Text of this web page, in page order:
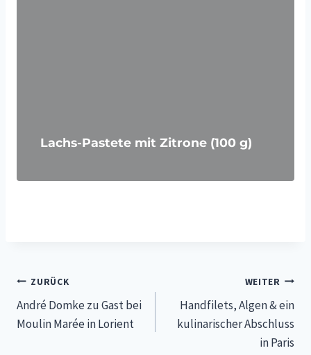
Lachs-Pastete mit Zitrone (100 g)
Beitragsnavigation
ZURÜCK
André Domke zu Gast bei
Moulin Marée in Lorient
WEITER
Handfilets, Algen & ein
kulinarischer Abschluss
in Paris